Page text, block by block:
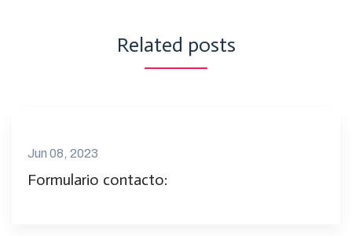
Related posts
Jun 08, 2023
Formulario contacto: